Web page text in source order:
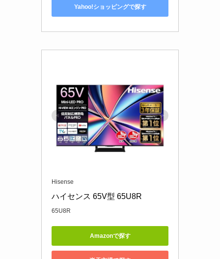
Yahoo!ショッピングで探す
Hisense
ハイセンス 65V型 65U8R
65U8R
Amazonで探す